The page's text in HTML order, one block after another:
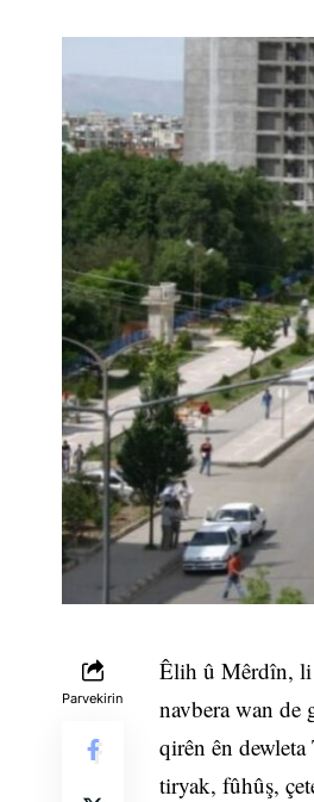
Parvekirin
Êlih û Mêrdîn, li
navbera wan de
qirên ên
tiryak, fûhûş,